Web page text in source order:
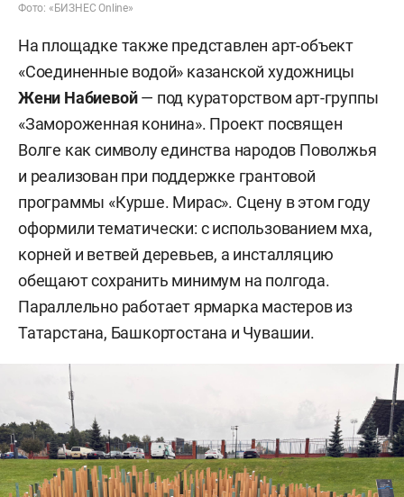
Фото: «БИЗНЕС Online»
На площадке также представлен арт-объект
«Соединенные водой» казанской художницы
Жени Набиевой— под кураторством арт-группы
«Замороженная конина». Проект посвящен
Волге как символу единства народов Поволжья
и реализован при поддержке грантовой
программы «Курше. Мирас». Сцену в этом году
оформили тематически: с использованием мха,
корней и ветвей деревьев, а инсталляцию
обещают сохранить минимум на полгода.
Параллельно работает ярмарка мастеров из
Татарстана, Башкортостана и Чувашии.